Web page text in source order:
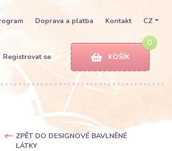
Doprava a platba Kontakt CZ
Registrovat se
0
KOŠÍK
ZPĚT DO DESIGNOVÉ BAVLNĚNÉ
LÁTKY